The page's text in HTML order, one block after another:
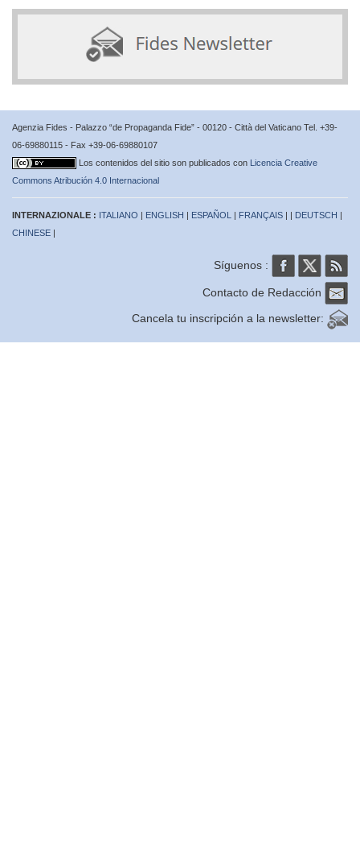
Agenzia Fides - Palazzo “de Propaganda Fide” - 00120 - Città del Vaticano Tel. +39-
06-69880115 - Fax +39-06-69880107
Los contenidos del sitio son publicados con Licencia Creative
Commons Atribución 4.0 Internacional
INTERNAZIONALE : ITALIANO | ENGLISH | ESPAÑOL | FRANÇAIS | | DEUTSCH |
CHINESE |
Síguenos :
Contacto de Redacción
Cancela tu inscripción a la newsletter: